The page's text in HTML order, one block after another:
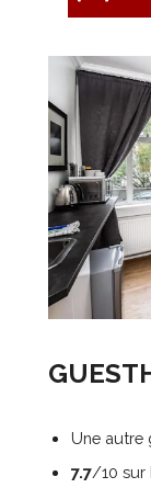
Une autre
7.7/10 sur